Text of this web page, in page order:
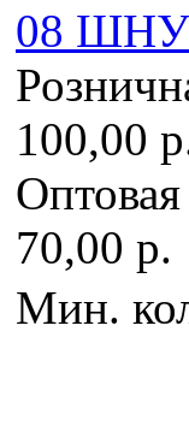
08
100,00
70,00 р.
Мин.